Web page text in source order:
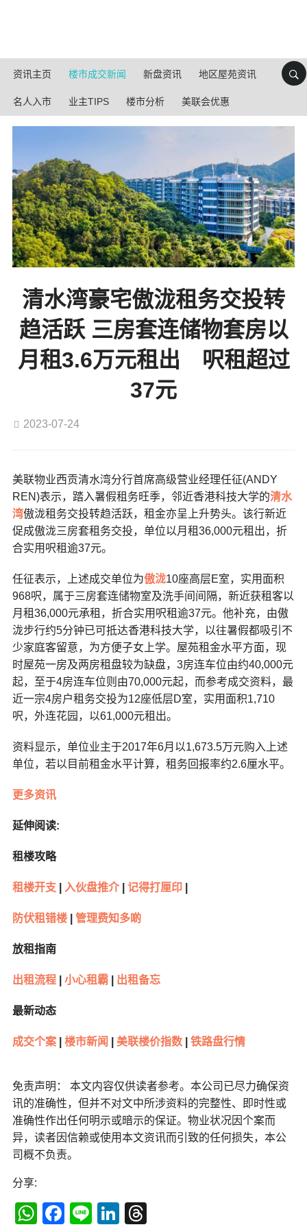
资讯主页 楼市成交新闻 新盘资讯 地区屋苑资讯
名人入市 业主TIPS 楼市分析 美联会优惠
清水湾豪宅傲泷租务交投转
趋活跃 三房套连储物套房以
月租3.6万元租出 呎租超过
37元
2023-07-24
美联物业西贡清水湾分行首席高级营业经理任征(ANDY
REN)表示，踏入暑假租务旺季，邻近香港科技大学的清水
湾傲泷租务交投转趋活跃，租金亦呈上升势头。该行新近
促成傲泷三房套租务交投，单位以月租36,000元租出，折
合实用呎租逾37元。
任征表示，上述成交单位为傲泷10座高层E室，实用面积
968呎，属于三房套连储物室及洗手间间隔，新近获租客以
月租36,000元承租，折合实用呎租逾37元。他补充，由傲
泷步行约5分钟已可抵达香港科技大学，以往暑假都吸引不
少家庭客留意，为方便子女上学。屋苑租金水平方面，现
时屋苑一房及两房租盘较为缺盘，3房连车位由约40,000元
起，至于4房连车位则由70,000元起，而参考成交资料，最
近一宗4房户租务交投为12座低层D室，实用面积1,710
呎，外连花园，以61,000元租出。
资料显示，单位业主于2017年6月以1,673.5万元购入上述
单位，若以目前租金水平计算，租务回报率约2.6厘水平。
更多资讯
延伸阅读:
租楼攻略
租楼开支 入伙盘推介 记得打厘印
防伏租错楼 管理费知多啲
放租指南
出租流程| 小心租霸 出租备忘
最新动态
成交个案 楼市新闻 美联楼价指数 铁路盘行情
免责声明： 本文内容仅供读者参考。本公司已尽力确保资
讯的准确性，但并不对文中所涉资料的完整性、即时性或
准确性作出任何明示或暗示的保证。物业状况因个案而
异，读者因信赖或使用本文资讯而引致的任何损失，本公
司概不负责。
分享:
WhatsApp
Facebook
LineLinkedIn